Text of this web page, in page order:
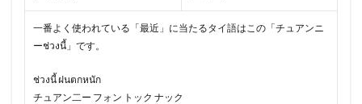
一番よく使われている「最近」に当たるタイ語はこの「チュアンニ
ーช่วงนี้」です。
ช่วงนี้ ฝนตกหนัก
チュアン二ー フォン トック ナック